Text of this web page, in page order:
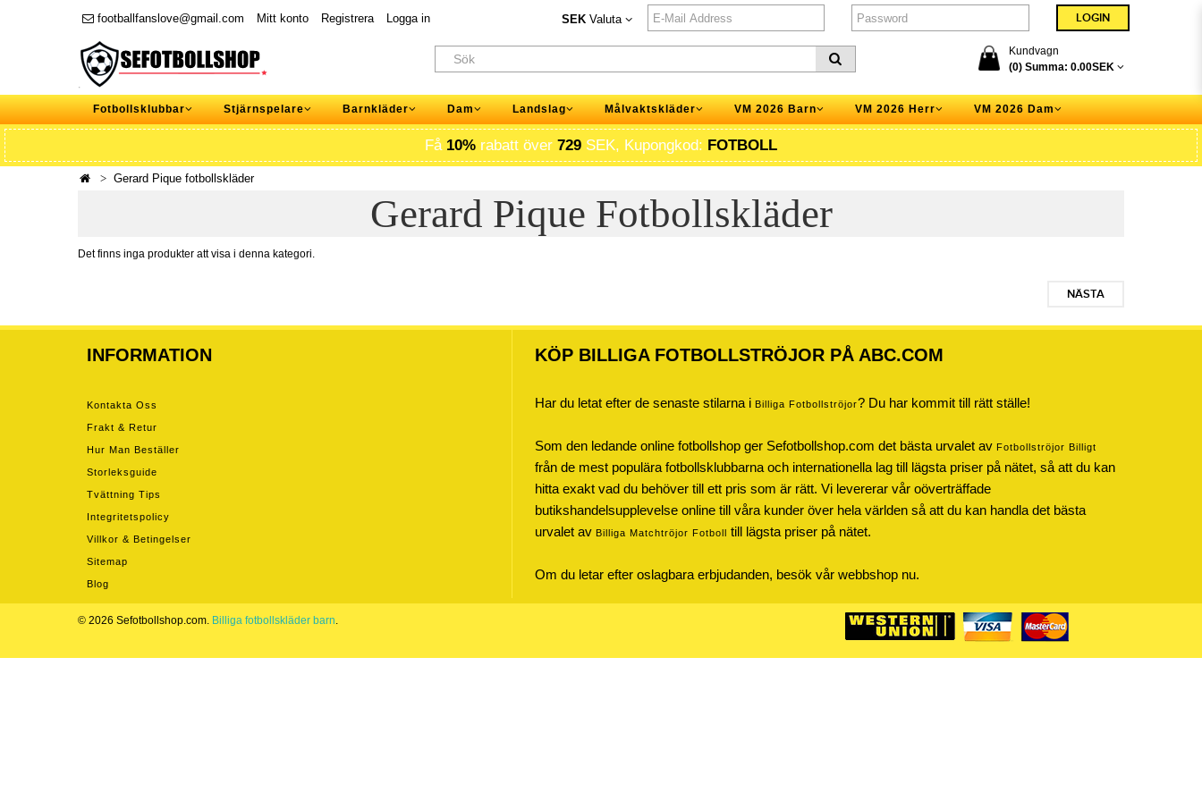
footballfanslove@gmail.com Mitt konto Registrera Logga in SEK Valuta
Kundvagn
(0) Summa: 0.00SEK
Fotbollsklubbar Stjärnspelare Barnkläder Dam Landslag Målvaktskläder VM 2026 Barn VM 2026 Herr VM 2026 Dam
Få 10% rabatt över 729 SEK, Kupongkod: FOTBOLL
Gerard Pique fotbollskläder
Gerard Pique Fotbollskläder
Det finns inga produkter att visa i denna kategori.
NÄSTA
INFORMATION
Kontakta Oss
Frakt & Retur
Hur Man Beställer
Storleksguide
Tvättning Tips
Integritetspolicy
Villkor & Betingelser
Sitemap
Blog
KÖP BILLIGA FOTBOLLSTRÖJOR PÅ ABC.COM
Har du letat efter de senaste stilarna i Billiga Fotbollströjor? Du har kommit till rätt ställe!
Som den ledande online fotbollshop ger Sefotbollshop.com det bästa urvalet av Fotbollströjor Billigt
från de mest populära fotbollsklubbarna och internationella lag till lägsta priser på nätet, så att du kan
hitta exakt vad du behöver till ett pris som är rätt. Vi levererar vår oöverträffade
butikshandelsupplevelse online till våra kunder över hela världen så att du kan handla det bästa
urvalet av Billiga Matchtröjor Fotboll till lägsta priser på nätet.
Om du letar efter oslagbara erbjudanden, besök vår webbshop nu.
© 2026 Sefotbollshop.com. Billiga fotbollskläder barn.